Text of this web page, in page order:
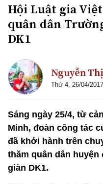
Hội Luật gia
quân dân
DK1
Nguyễn
Thứ 4, 26/04/
Sáng ngày 25/4, từ
Minh, đoàn công tác
đã khởi hành trên
thăm quân dân huyện
giàn DK1.